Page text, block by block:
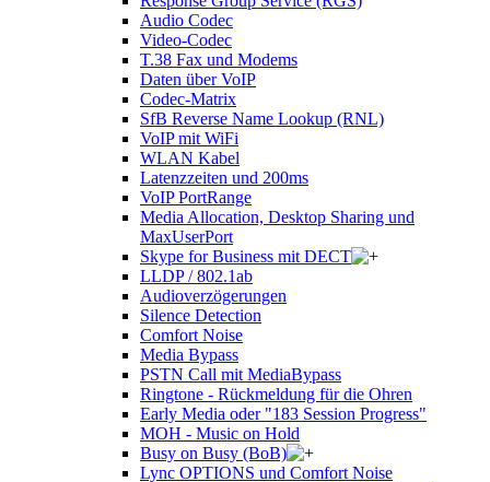
Audio Codec
Video-Codec
T.38 Fax und Modems
Daten über VoIP
Codec-Matrix
SfB Reverse Name Lookup (RNL)
VoIP mit WiFi
WLAN Kabel
Latenzzeiten und 200ms
VoIP PortRange
Media Allocation, Desktop Sharing und
MaxUserPort
Skype for Business mit DECT
LLDP / 802.1ab
Audioverzögerungen
Silence Detection
Comfort Noise
Media Bypass
PSTN Call mit MediaBypass
Ringtone - Rückmeldung für die Ohren
Early Media oder "183 Session Progress"
MOH - Music on Hold
Busy on Busy (BoB)
Lync OPTIONS und Comfort Noise